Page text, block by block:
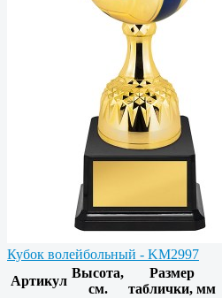
Кубок волейбольный - KM2997
Артикул
Высота,
см.
Размер
таблички, мм